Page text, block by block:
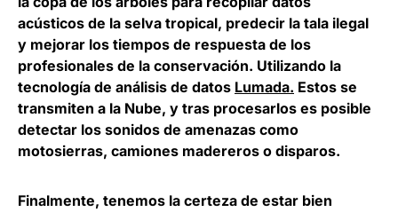
acústicos de la selva tropical, predecir la tala ilegal
y mejorar los tiempos de respuesta de los
profesionales de la conservación. Utilizando la
tecnología de análisis de datos Lumada. Estos se
transmiten a la Nube, y tras procesarlos es posible
detectar los sonidos de amenazas como
motosierras, camiones madereros o disparos.
Finalmente, tenemos la certeza de estar bien